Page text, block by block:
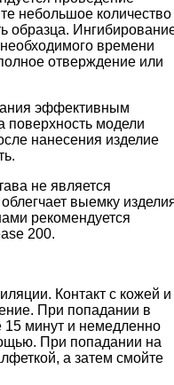
небольшое количество
образца.
необходимого времени
отверждение или
эффективным
поверхность модели
нанесения изделие
не является
выемку
рекомендуется
200.
Контакт с кожей и
При попадании в
15 минут и немедленно
При попадании на
а затем смойте